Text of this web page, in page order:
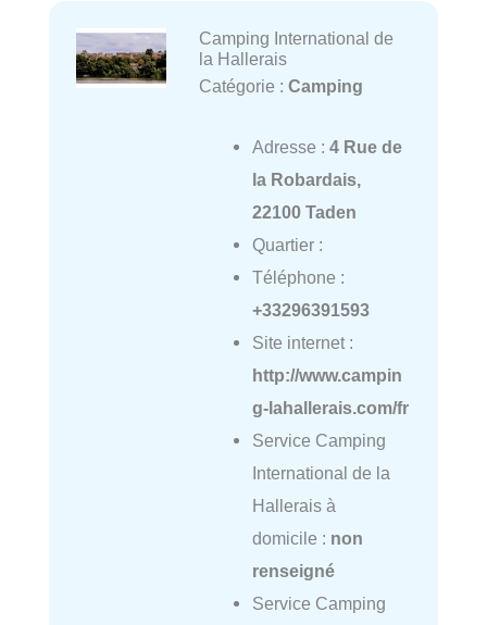
Camping International de
la Hallerais
Catégorie : Camping
Adresse : 4 Rue de
la Robardais,
22100 Taden
Quartier :
Téléphone :
+33296391593
Site internet :
http://www.campin
g-lahallerais.com/fr
Service Camping
International de la
Hallerais à
domicile : non
renseigné
Service Camping